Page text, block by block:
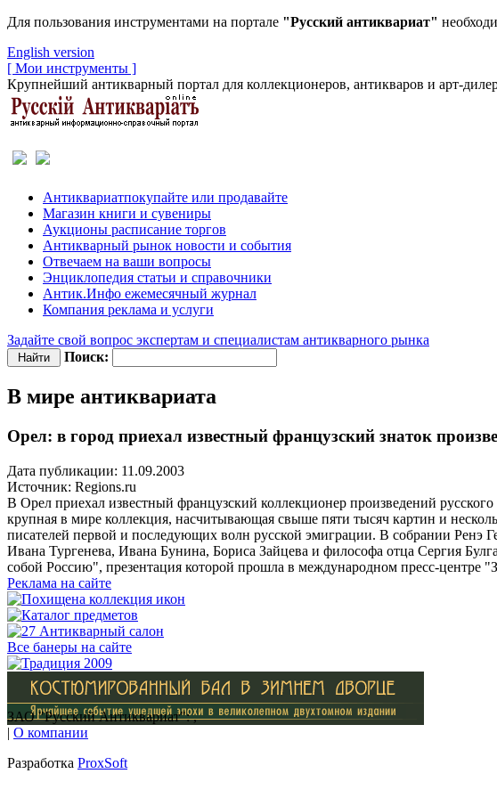
Для пользования инструментами на портале "Русский антиквариат"
English version
[ Мои инструменты ]
Крупнейший антикварный портал для коллекционеров, антикваров и арт-
Антиквариатпокупайте или продавайте
Магазин книги и сувениры
Аукционы расписание торгов
Антикварный рынок новости и события
Отвечаем на ваши вопросы
Энциклопедия статьи и справочники
Антик.Инфо ежемесячный журнал
Компания реклама и услуги
Задайте свой вопрос экспертам и специалистам антикварного рынка
Поиск:
В мире антиквариата
Орел: в город приехал известный французский знаток
Дата публикации: 11.09.2003
Источник: Regions.ru
В Орел приехал известный французский коллекционер произведений
крупная в мире коллекция, насчитывающая свыше пяти тысяч картин и
писателей первой и последующих волн русской эмиграции. В собрании Ренэ
Ивана Тургенева, Ивана Бунина, Бориса Зайцева и философа отца Сергия
собой Россию", презентация которой прошла в международном пресс-центре
Реклама на сайте
Все банеры на сайте
ЗАО "Русский Антиквариат": ,
| О компании
Разработка ProxSoft